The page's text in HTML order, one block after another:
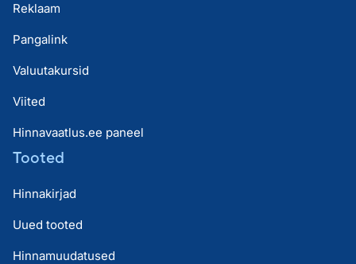
Reklaam
Pangalink
Valuutakursid
Viited
Hinnavaatlus.ee paneel
Tooted
Hinnakirjad
Uued tooted
Hinnamuudatused